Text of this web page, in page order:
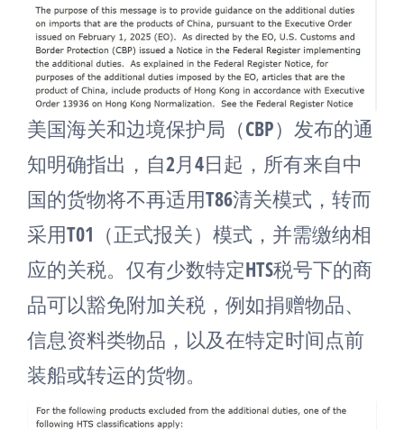
美国海关和边境保护局（CBP）发布的通
知明确指出，自2月4日起，所有来自中
国的货物将不再适用T86清关模式，转而
采用T01（正式报关）模式，并需缴纳相
应的关税。仅有少数特定HTS税号下的商
品可以豁免附加关税，例如捐赠物品、
信息资料类物品，以及在特定时间点前
装船或转运的货物。